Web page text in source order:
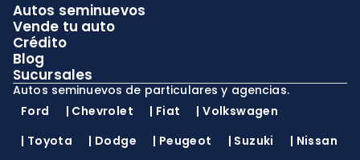
Autos seminuevos
Vende tu auto
Crédito
Blog
Sucursales
Autos seminuevos de particulares y agencias.
Ford
| Chevrolet | Fiat |Volkswagen
| Toyota | Dodge | Peugeot | Suzuki | Nissan